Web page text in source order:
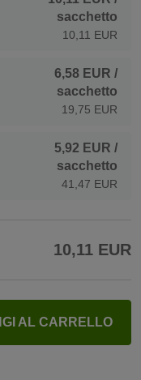
sacchetto
10,11 EUR
6,58 EUR /
sacchetto
19,75 EUR
5,92 EUR /
sacchetto
41,47 EUR
10,11 EUR
AL CARRELLO